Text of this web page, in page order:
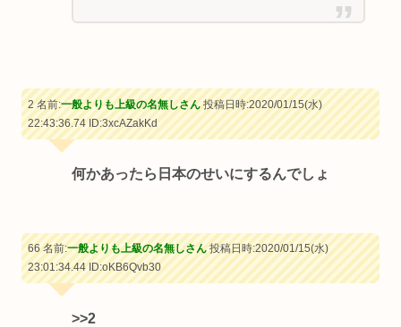
2 名前:一般よりも上級の名無しさん投稿日時:2020/01/15(水)
22:43:36.74ID:3xcAZakKd
何かあったら日本のせいにするんでしょ
66 名前:一般よりも上級の名無しさん投稿日時:2020/01/15(水)
23:01:34.44ID:oKB6Qvb30
>>2